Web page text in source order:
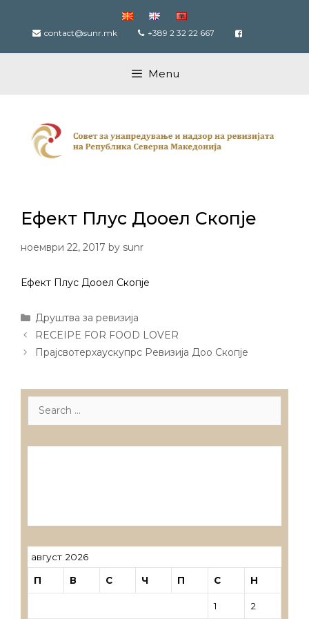
content contact@sunr.mk +389 2 32 22 667
Menu
Ефект Плус Дооел Скопје
ноември 22, 2017 by sunr
Ефект Плус Дооел Скопје
Categories
Друштва за ревизија
Post
navigation
RECEIPE FOR FOOD LOVER
Прајсвотерхаускупрс Ревизија Доо Скопје
Search
август 2026
П В С Ч П С Н
1 2